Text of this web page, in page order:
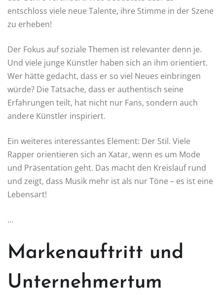
entschloss viele neue Talente, ihre Stimme in der Szene
zu erheben!
Der Fokus auf soziale Themen ist relevanter denn je.
Und viele junge Künstler haben sich an ihm orientiert.
Wer hätte gedacht, dass er so viel Neues einbringen
würde? Die Tatsache, dass er authentisch seine
Erfahrungen teilt, hat nicht nur Fans, sondern auch
andere Künstler inspiriert.
Ein weiteres interessantes Element: Der Stil. Viele
Rapper orientieren sich an Xatar, wenn es um Mode
und Präsentation geht. Das macht den Kreislauf rund
und zeigt, dass Musik mehr ist als nur Töne – es ist eine
Lebensart!
…
Markenauftritt und
Unternehmertum